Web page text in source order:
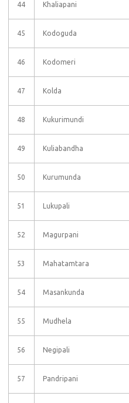
44 Khaliapani
45 Kodoguda
46 Kodomeri
47 Kolda
48 Kukurimundi
49 Kuliabandha
50 Kurumunda
51 Lukupali
52 Magurpani
53 Mahatamtara
54 Masankunda
55 Mudhela
56 Negipali
57 Pandripani